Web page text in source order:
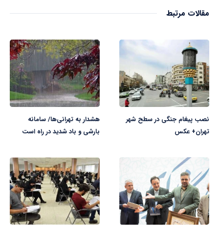
مقالات مرتبط
نصب پیغام جنگی در سطح شهر
تهران+ عکس
هشدار به تهرانی‌ها/ سامانه
بارشی و باد شدید در راه است